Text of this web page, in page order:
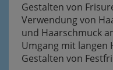
Gestalten von
Verwendung von
und Haarschmuck
Umgang mit langen
Gestalten von